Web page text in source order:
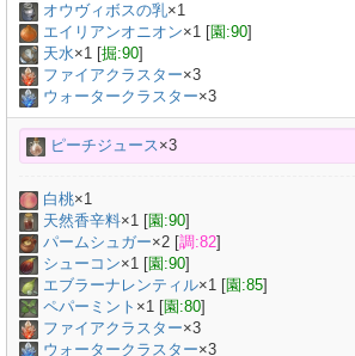
オウヴィボスの乳×1
エイリアンオニオン×1 [園:90]
天水×1 [掘:90]
ファイアクラスター×3
ウォータークラスター×3
ピーチジュース×3
白桃×1
天然香辛料×1 [園:90]
パームシュガー×2 [調:82]
シューコン×1 [園:90]
エブラーナレンティル×1 [園:85]
ペパーミント ×1 [園:80]
ファイアクラスター×3
ウォータークラスター×3